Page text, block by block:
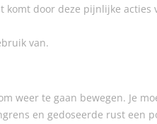
door deze pijnlijke acties
van.
weer te gaan bewegen. Je
en gedoseerde rust een